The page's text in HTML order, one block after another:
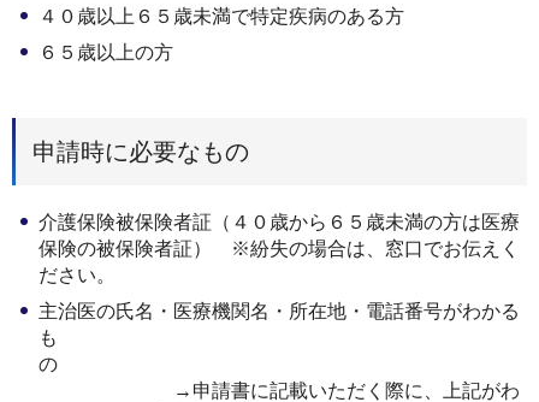
４０歳以上６５歳未満で特定疾病のある方
６５歳以上の方
申請時に必要なもの
介護保険被保険者証（４０歳から６５歳未満の方は医療
保険の被保険者証） ※紛失の場合は、窓口でお伝えく
ださい。
主治医の氏名・医療機関名・所在地・電話番号がわかる
も
の
→申請書に記載いただく際に、上記がわ